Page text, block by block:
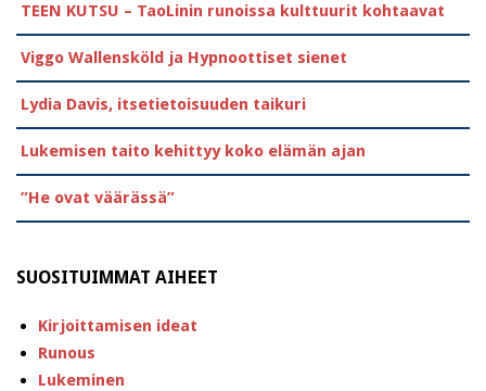
TEEN KUTSU – TaoLinin runoissa kulttuurit kohtaavat
Viggo Wallensköld ja Hypnoottiset sienet
Lydia Davis, itsetietoisuuden taikuri
Lukemisen taito kehittyy koko elämän ajan
”He ovat väärässä”
SUOSITUIMMAT AIHEET
Kirjoittamisen ideat
Runous
Lukeminen